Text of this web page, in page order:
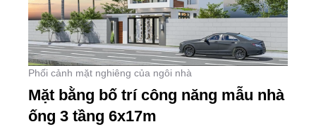
Phối cảnh mặt nghiêng của ngôi nhà
Mặt bằng bố trí công năng mẫu nhà
ống 3 tầng 6x17m